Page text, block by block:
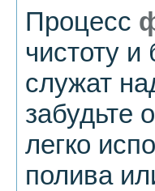
Процесс
чистоту
служат
забудьте
легко
полива